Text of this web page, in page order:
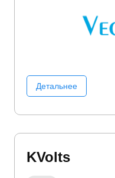
Детальнее
KVolts